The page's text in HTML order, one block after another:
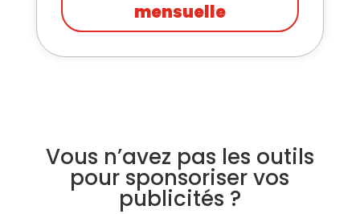
mensuelle
Vous n’avez pas les outils
pour sponsoriser vos
publicités ?